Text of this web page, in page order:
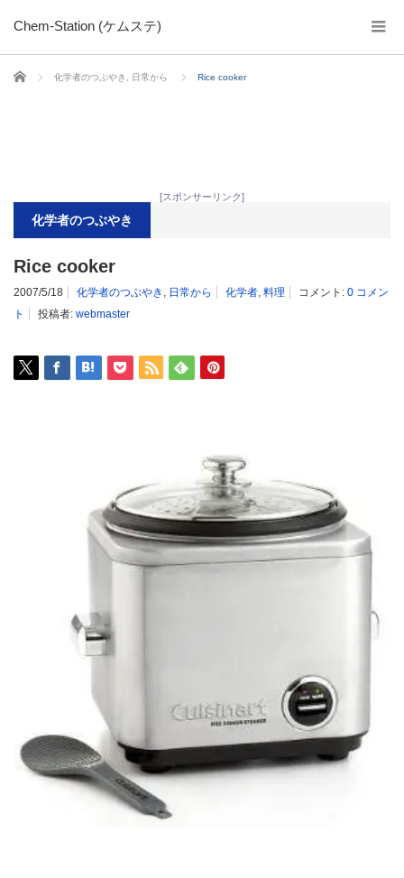
Chem-Station (ケムステ)
ホーム 化学者のつぶやき 日常から Rice cooker
[スポンサーリンク]
化学者のつぶやき
Rice cooker
2007/5/18 化学者のつぶやき , 日常から 化学者, 料理 コメント: 0 コメン
ト
投稿者: webmaster